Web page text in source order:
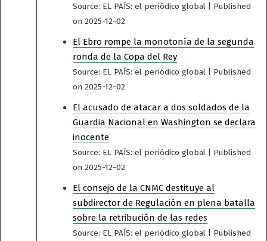
Source: EL PAÍS: el periódico global
Published
on 2025-12-02
El Ebro rompe la monotonía de la segunda
ronda de la Copa del Rey
Source: EL PAÍS: el periódico global
Published
on 2025-12-02
El acusado de atacar a dos soldados de la
Guardia Nacional en Washington se declara
inocente
Source: EL PAÍS: el periódico global
Published
on 2025-12-02
El consejo de la CNMC destituye al
subdirector de Regulación en plena batalla
sobre la retribución de las redes
Source: EL PAÍS: el periódico global
Published